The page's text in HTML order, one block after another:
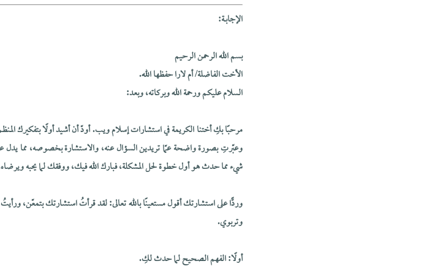
الإجابــة:
بسم الله الرحمن الرحيم
الأخت الفاضلة/ أم لارا حفظها الله.
السلام عليكم ورحمة الله وبركاته، وبعد:
مرحبًا بكِ أختنا الكريمة في استشارات إسلام ويب. أودّ أن أشيد أولًا بتفكيرك
وعبّرتِ بصورة واضحة عمّا تريدين السؤال عنه، والاستشارة بخصوصه، مما يدل
شيء مما حدث هو أول خطوة لحل المشكلة، فبارك الله فيك، ووفقك لما يحبه
وردًّا على استشارتك أقول مستعينًا بالله تعالى: لقد قرأتُ استشارتك بتمعّن،
وتربوي.
أولًا: الفهم الصحيح لما حدث لكِ.